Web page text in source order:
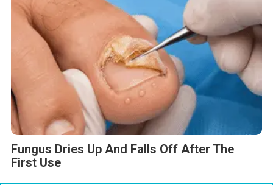
Fungus Dries Up And Falls Off After The
First Use